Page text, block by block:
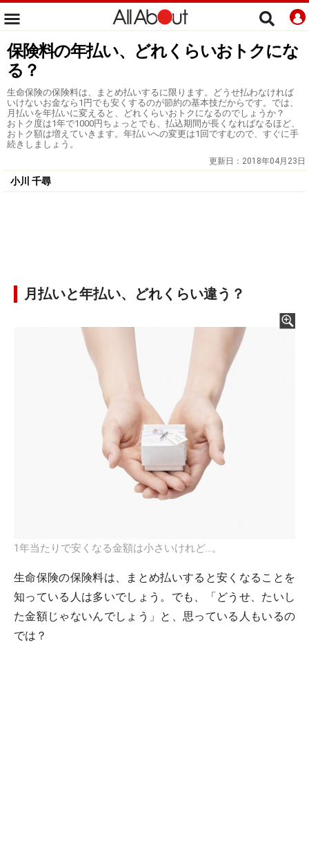
保険料の年払い、どれくらいおトクにな
る？
生命保険の保険料は、まとめ払いするに限ります。どうせ払わなければ
いけないお金なら1円でも安くするのが節約の基本技だからです。では、
月払いを年払いに変えると、どれくらいおトクになるのでしょうか？
おトク度は1年で1000円ちょっとでも、払込期間が長くなればなるほど、
おトク額は増えていきます。年払いへの変更は1回ですむので、すぐに手
続きしましょう。
更新日： 2018年04月23日
小川 千尋
月払いと年払い、どれくらい違う？
1年当たりで安くなる金額は小さいけれど…。
生命保険の保険料は、まとめ払いすると安くなることを
知っている人は多いでしょう。でも、「どうせ、たいし
た金額じゃないんでしょう」と、思っている人もいるの
では？